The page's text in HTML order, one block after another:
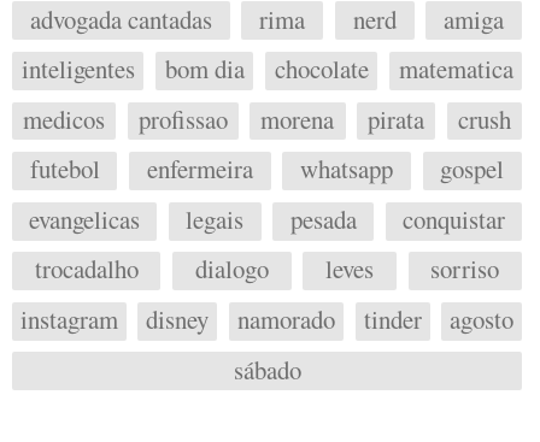
advogada cantadas
rima nerd
amiga
inteligentes
bom dia chocolate
matematica
medicos
profissao morena pirata
crush
futebol
enfermeira whatsapp
gospel
evangelicas
legais pesada
conquistar
trocadalho
dialogo leves
sorriso
instagram
disney namorado tinder
agosto
sábado